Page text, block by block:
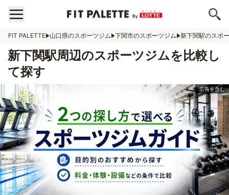
FIT PALETTE 山口県のスポーツジム 下関市のスポーツジム 新下関駅のスポ
新下関駅周辺のスポーツジムを比較し
て探す